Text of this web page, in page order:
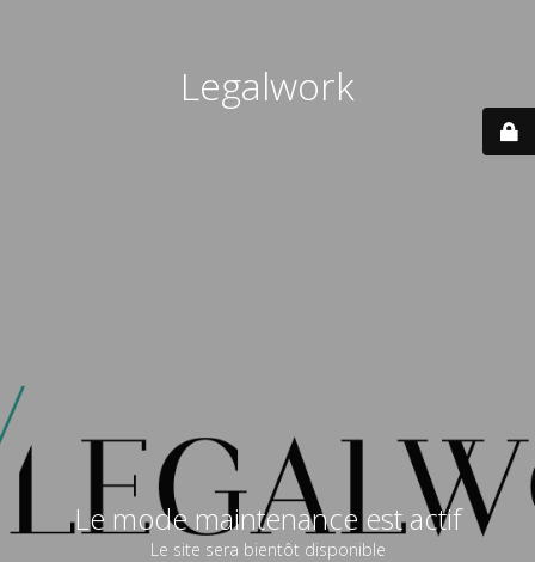
Legalwork
Le mode maintenance est actif
Le site sera bientôt disponible